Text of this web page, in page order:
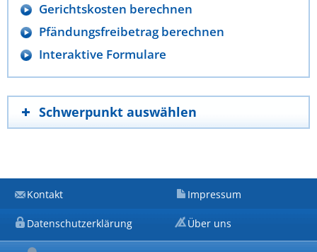
Gerichtskosten berechnen
Pfändungsfreibetrag berechnen
Interaktive Formulare
Schwerpunkt auswählen
Kontakt Impressum
Datenschutzerklärung Über uns